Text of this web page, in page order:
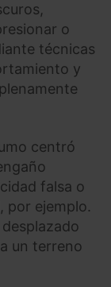
o
técnicas
y
centró
falsa o
por ejemplo.
un terreno